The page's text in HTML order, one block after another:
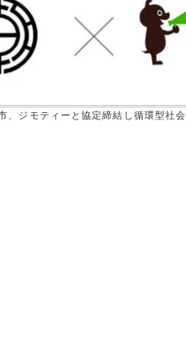
ジモティーと協定締結し循環型社